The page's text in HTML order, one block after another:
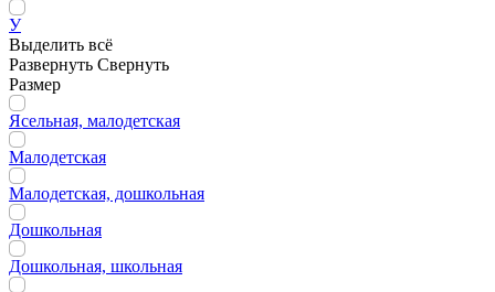
У
Выделить всё
Развернуть Свернуть
Размер
Ясельная, малодетская
Малодетская
Малодетская, дошкольная
Дошкольная
Дошкольная, школьная